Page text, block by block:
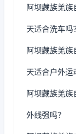
阿坝藏族羌族
天适合洗车吗
阿坝藏族羌族
天适合户外运
阿坝藏族羌族
外线强吗？